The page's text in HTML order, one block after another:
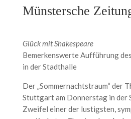
Münstersche
Glück mit Shakespeare
Bemerkenswerte Aufführung
in der Stadthalle
Der „Sommernachtstraum“ der
Stuttgart am Donnerstag in der
Zweifel einer der lustigsten,